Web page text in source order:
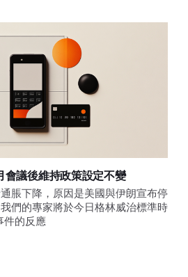
會議後維持政策設定不變
脹下降，原因是美國與伊朗宣布停
們的專家將於今日格林威治標準時
件的反應